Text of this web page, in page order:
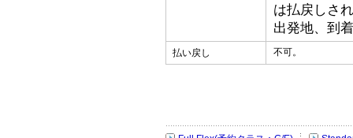
は払戻しさ
出発地、到
払い戻し 不可。